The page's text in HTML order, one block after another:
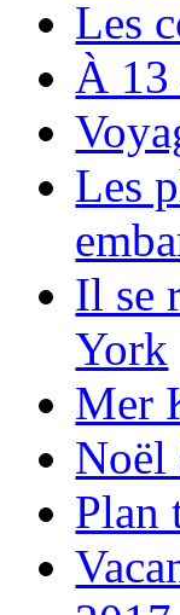
Les
À 13
Les
Il se
York
Mer
Noël
Plan